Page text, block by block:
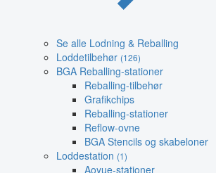
Se alle Lodning & Reballing
Loddetilbehør (126)
BGA Reballing-stationer
Reballing-tilbehør
Grafikchips
Reballing-stationer
Reflow-ovne
BGA Stencils og skabeloner
Loddestation (1)
Aoyue-stationer